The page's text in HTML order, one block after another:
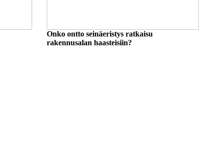
Onko ontto seinäeristys ratkaisu
rakennusalan haasteisiin?